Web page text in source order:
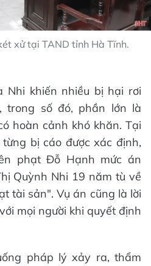
xử tại TAND tỉnh Hà Tĩnh.
Nhi khiến nhiều bị hại rơi
trong số đó, phần lớn là
hoàn cảnh khó khăn. ​Tại
bị cáo được xác định,
phạt Đỗ Hạnh mức án
Quỳnh Nhi 19 năm tù về
tài sản". Vụ án cũng là lời
mọi người khi quyết định
pháp lý xảy ra, thẩm